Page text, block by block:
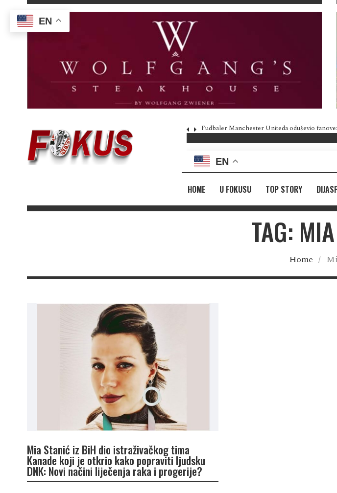
Fudbaler Manchester Uniteda oduševio
EN
HOME U FOKUSU TOP STORY
TAG:
Home /
Mia Stanić iz BiH dio istraživačkog tima
Kanade koji je otkrio kako popraviti ljudsku
DNK: Novi načini liječenja raka i progerije?
EN